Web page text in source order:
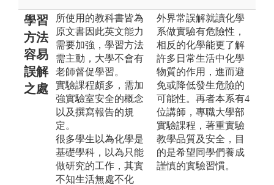
學習
方法
容易
誤解
之處
所使用的教科書皆為
原文書因此英文能力
需要加強，學習方法
需主動，大學不會有
老師督促學習。
實驗課程頗多，需加
強實驗室安全的概念
以及撰寫報告的規
定。
很多學生以為化學是
基礎學科，以為只能
做研究的工作，其實
不知生活無處不化
外界常誤解就讀化學
系做實驗有危險性，
相反的化學能更了解
許多日常生活中化學
物質的作用，進而避
免或降低發生危險的
可能性。再者本系有4
位講師，專職大學部
實驗課程，著重實驗
教學品質及安全，目
的是希望同學們養成
謹慎的實驗習慣。